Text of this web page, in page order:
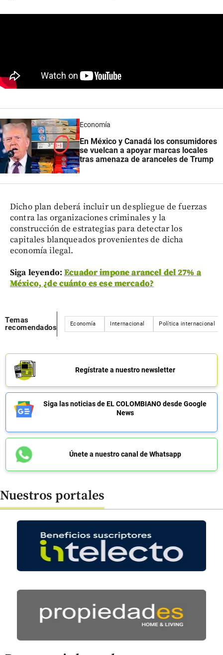
Economía
En México y Canadá los consumidores
se vuelcan a apoyar marcas locales
tras amenaza de aranceles de Trump
Dicho plan deberá incluir un despliegue de fuerzas
contra las organizaciones criminales y la
construcción de estrategias para detectar los
capitales blanqueados provenientes de dicha
economía ilegal.
Siga leyendo:Ecuador impone arancel del 27% a
México, ¿de cuánto es ese mercado?
Temas
recomendados
Economía Internacional Política internacional
Regístrate a nuestro newsletter
Siga las noticias de EL COLOMBIANO desde Google
News
Únete a nuestro canal de Whatsapp
Nuestros portales